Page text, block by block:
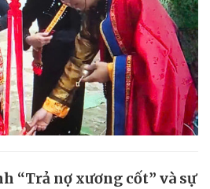
“Trả nợ xương cốt” và sự